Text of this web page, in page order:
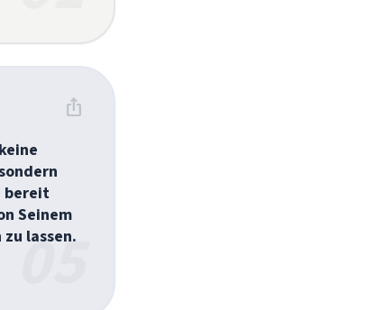
ios_share
bereit
Seinem
lassen.
05